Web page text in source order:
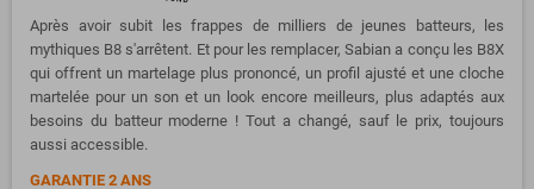
Après avoir subit les frappes de milliers de jeunes batteurs, les
mythiques B8 s'arrêtent. Et pour les remplacer, Sabian a conçu les B8X
qui offrent un martelage plus prononcé, un profil ajusté et une cloche
martelée pour un son et un look encore meilleurs, plus adaptés aux
besoins du batteur moderne ! Tout a changé, sauf le prix, toujours
aussi accessible.
GARANTIE 2 ANS